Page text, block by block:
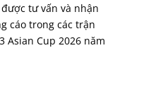
tư vấn và nhận
cáo trong các trận
Asian Cup 2026 năm